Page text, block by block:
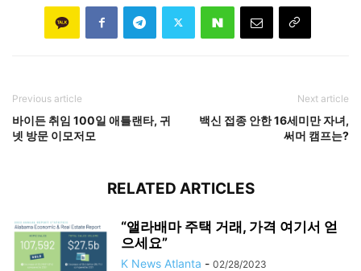
Previous article
바이든 취임 100일 애틀랜타, 귀
넷 방문 이모저모
Next article
백신 접종 안한 16세미만 자녀,
써머 캠프는?
RELATED ARTICLES
“앨라배마 주택 거래, 가격 여기서 얻
으세요”
K News Atlanta - 02/28/2023